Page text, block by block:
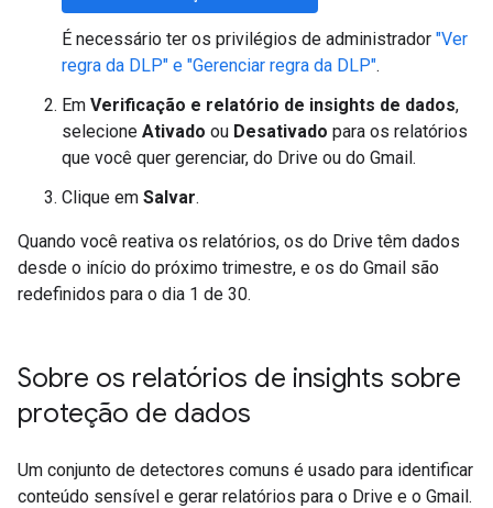
É necessário ter os privilégios de administrador "Ver
regra da DLP" e "Gerenciar regra da DLP".
Em Verificação e relatório de insights de dados,
selecione Ativado ou Desativado para os relatórios
que você quer gerenciar, do Drive ou do Gmail.
Clique em Salvar.
Quando você reativa os relatórios, os do Drive têm dados
desde o início do próximo trimestre, e os do Gmail são
redefinidos para o dia 1 de 30.
Sobre os relatórios de insights sobre
proteção de dados
Um conjunto de detectores comuns é usado para identificar
conteúdo sensível e gerar relatórios para o Drive e o Gmail.